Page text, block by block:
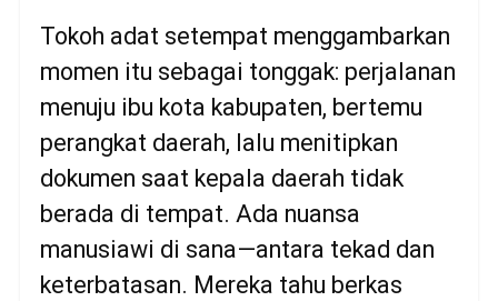
Tokoh adat setempat menggambarkan
momen itu sebagai tonggak: perjalanan
menuju ibu kota kabupaten, bertemu
perangkat daerah, lalu menitipkan
dokumen saat kepala daerah tidak
berada di tempat. Ada nuansa
manusiawi di sana—antara tekad dan
keterbatasan. Mereka tahu berkas